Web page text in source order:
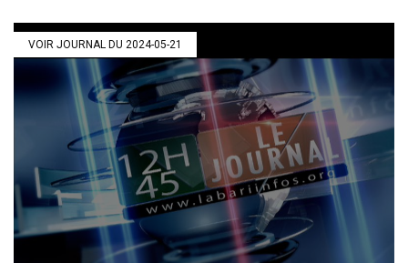
VOIR JOURNAL DU 2024-05-21